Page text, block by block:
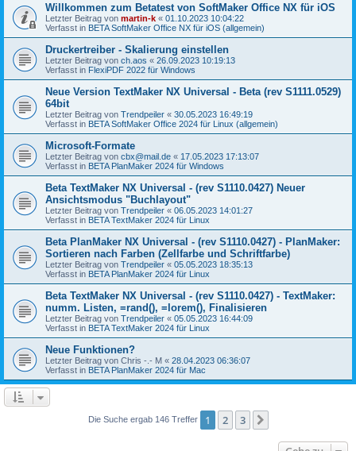
Willkommen zum Betatest von SoftMaker Office NX für iOS
Letzter Beitrag von martin-k « 01.10.2023 10:04:22
Verfasst in BETA SoftMaker Office NX für iOS (allgemein)
Druckertreiber - Skalierung einstellen
Letzter Beitrag von ch.aos « 26.09.2023 10:19:13
Verfasst in FlexiPDF 2022 für Windows
Neue Version TextMaker NX Universal - Beta (rev S1111.0529)
64bit
Letzter Beitrag von Trendpeiler « 30.05.2023 16:49:19
Verfasst in BETA SoftMaker Office 2024 für Linux (allgemein)
Microsoft-Formate
Letzter Beitrag von cbx@mail.de « 17.05.2023 17:13:07
Verfasst in BETA PlanMaker 2024 für Windows
Beta TextMaker NX Universal - (rev S1110.0427) Neuer
Ansichtsmodus "Buchlayout"
Letzter Beitrag von Trendpeiler « 06.05.2023 14:01:27
Verfasst in BETA TextMaker 2024 für Linux
Beta PlanMaker NX Universal - (rev S1110.0427) - PlanMaker:
Sortieren nach Farben (Zellfarbe und Schriftfarbe)
Letzter Beitrag von Trendpeiler « 05.05.2023 18:35:13
Verfasst in BETA PlanMaker 2024 für Linux
Beta TextMaker NX Universal - (rev S1110.0427) - TextMaker:
numm. Listen, =rand(), =lorem(), Finalisieren
Letzter Beitrag von Trendpeiler « 05.05.2023 16:44:09
Verfasst in BETA TextMaker 2024 für Linux
Neue Funktionen?
Letzter Beitrag von Chris -.- M « 28.04.2023 06:36:07
Verfasst in BETA PlanMaker 2024 für Mac
Die Suche ergab 146 Treffer 1 2 3